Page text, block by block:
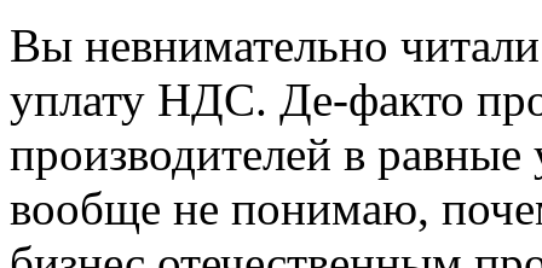
Вы невнимательно
уплату НДС. Де-факто
производителей в
вообще не понимаю,